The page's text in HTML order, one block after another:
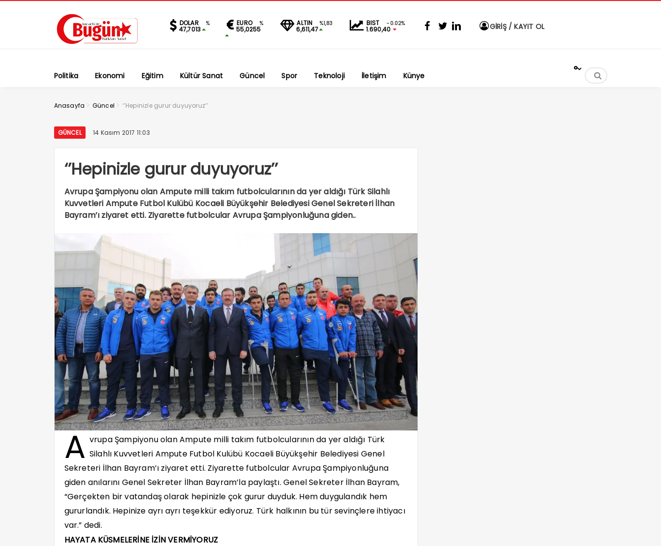
DOLAR %
47,7013
EURO %
55,0255
ALTIN %1,83
6,611,47
BIST -0.02%
1.690,40 GİRİŞ / KAYIT OL
Politika Ekonomi Eğitim Kültür Sanat Güncel Spor Teknoloji İletişim Künye
°
Anasayfa > Güncel > ‘’Hepinizle gurur duyuyoruz’’
GÜNCEL 14 Kasım 2017 11:03
‘’Hepinizle gurur duyuyoruz’’
Avrupa Şampiyonu olan Ampute milli takım futbolcularının da yer aldığı Türk Silahlı
Kuvvetleri Ampute Futbol Kulübü Kocaeli Büyükşehir Belediyesi Genel Sekreteri İlhan
Bayram’ı ziyaret etti. Ziyarette futbolcular Avrupa Şampiyonluğuna giden..
A vrupa Şampiyonu olan Ampute milli takım futbolcularının da yer aldığı Türk
Silahlı Kuvvetleri Ampute Futbol Kulübü Kocaeli Büyükşehir Belediyesi Genel
Sekreteri İlhan Bayram’ı ziyaret etti. Ziyarette futbolcular Avrupa Şampiyonluğuna
giden anılarını Genel Sekreter İlhan Bayram’la paylaştı. Genel Sekreter İlhan Bayram,
“Gerçekten bir vatandaş olarak hepinizle çok gurur duyduk. Hem duygulandık hem
gururlandık. Hepinize ayrı ayrı teşekkür ediyoruz. Türk halkının bu tür sevinçlere ihtiyacı
var.” dedi.
HAYATA KÜSMELERİNE İZİN VERMİYORUZ